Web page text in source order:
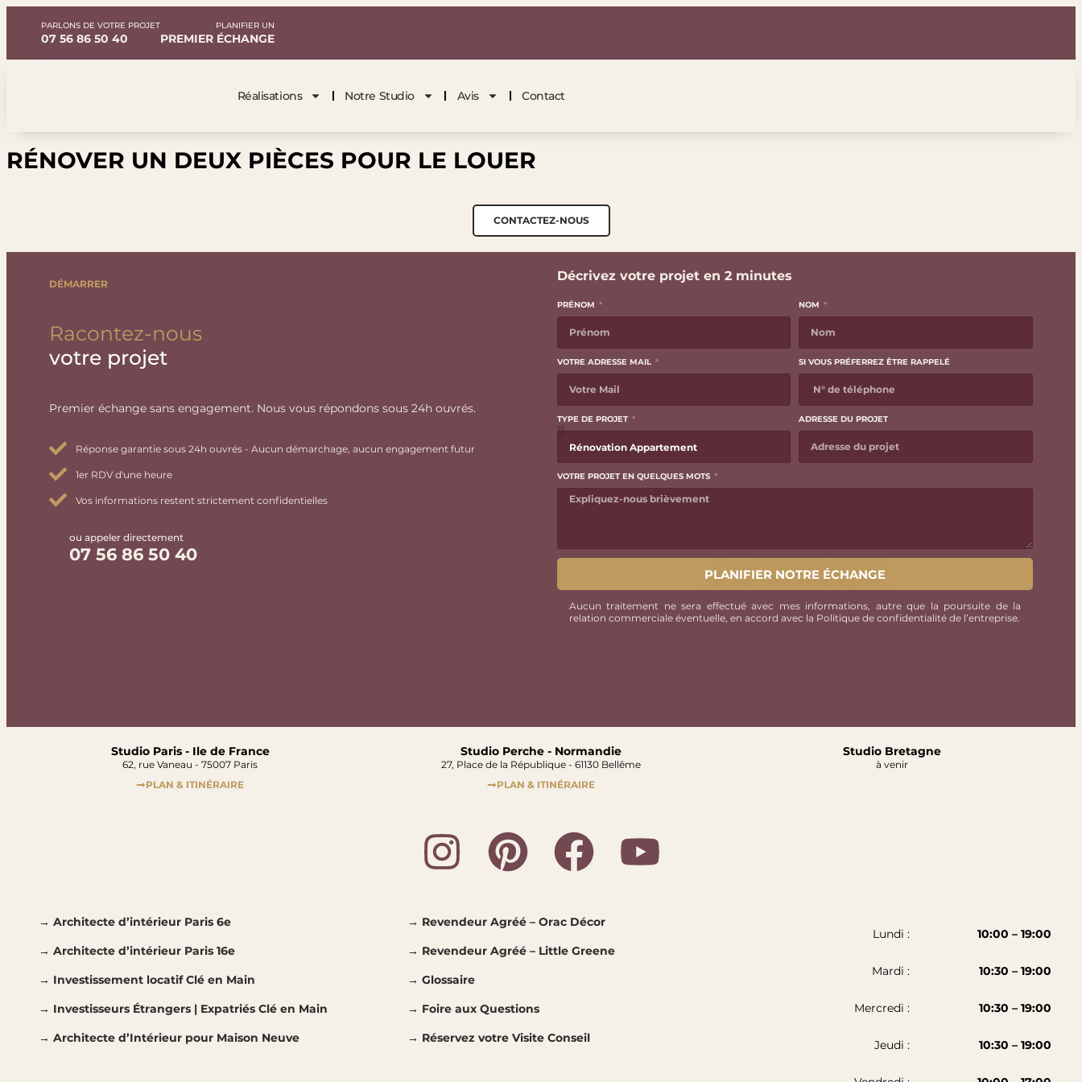
PARLONS DE VOTRE PROJET
07 56 86 50 40
PLANIFIER UN
PREMIER ÉCHANGE
Réalisations Notre Studio Avis Contact
RÉNOVER UN DEUX PIÈCES POUR LE LOUER
CONTACTEZ-NOUS
DÉMARRER
Racontez-nous
votre projet
Premier échange sans engagement. Nous vous répondons sous 24h ouvrés.
Réponse garantie sous 24h ouvrés - Aucun démarchage, aucun engagement futur
1er RDV d'une heure
Vos informations restent strictement confidentielles
ou appeler directement
07 56 86 50 40
Décrivez votre projet en 2 minutes
PRÉNOM NOM
VOTRE ADRESSE MAIL SI VOUS PRÉFERREZ ÊTRE RAPPELÉ
TYPE DE PROJET ADRESSE DU PROJET
VOTRE PROJET EN QUELQUES MOTS
PLANIFIER NOTRE ÉCHANGE
Aucun traitement ne sera effectué avec mes informations, autre que la poursuite de la
relation commerciale éventuelle, en accord avec la Politique de confidentialité de l’entreprise.
Studio Paris - Ile de France
62, rue Vaneau - 75007 Paris
PLAN & ITINÉRAIRE
Studio Perche - Normandie
27, Place de la République - 61130 Bellême​
PLAN & ITINÉRAIRE
Studio Bretagne
à venir
→ Architecte d’intérieur Paris 6e
→ Architecte d’intérieur Paris 16e
→ Investissement locatif Clé en Main
→ Investisseurs Étrangers | Expatriés Clé en Main
→ Architecte d’Intérieur pour Maison Neuve
→ Revendeur Agréé – Orac Décor
→ Revendeur Agréé – Little Greene
→ Glossaire
→ Foire aux Questions
→ Réservez votre Visite Conseil
Lundi : 10:00 – 19:00
Mardi : 10:30 – 19:00
Mercredi : 10:30 – 19:00
Jeudi : 10:30 – 19:00